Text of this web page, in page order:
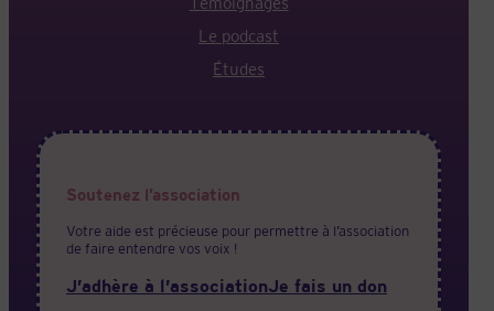
Le podcast
Études
Soutenez l’association
Votre aide est précieuse pour permettre à l’association
de faire entendre vos voix !
J’adhère à l’associationJe fais un don